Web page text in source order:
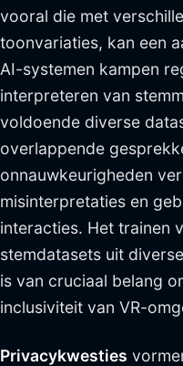
vooral die met
toonvariaties, kan een
AI-systemen kampen
interpreteren van
voldoende diverse
overlappende
onnauwkeurigheden
misinterpretaties en
interacties. Het trainen
stemdatasets uit
is van cruciaal belang
inclusiviteit van VR-
Privacykwesties